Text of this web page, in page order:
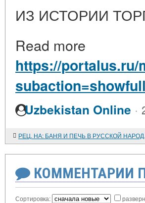
ИЗ ИСТОРИИ
Read more
https://portalus.ru/
Uzbekistan Online ·
РЕЦ.
КОММЕНТАРИИ
Сортировка: